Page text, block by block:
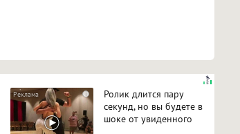
i
Ролик длится пару
секунд, но вы будете в
шоке от увиденного